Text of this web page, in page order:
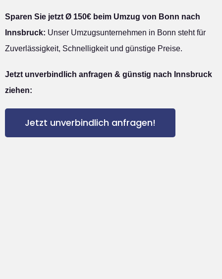
Sparen Sie jetzt Ø 150€ beim Umzug von Bonn nach
Innsbruck: Unser Umzugsunternehmen in Bonn steht für
Zuverlässigkeit, Schnelligkeit und günstige Preise.
Jetzt unverbindlich anfragen & günstig nach Innsbruck
ziehen:
Jetzt unverbindlich anfragen!